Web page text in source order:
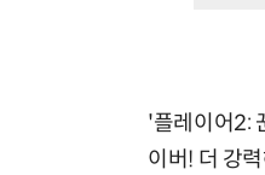
'플레이어2:
이버! 더 강